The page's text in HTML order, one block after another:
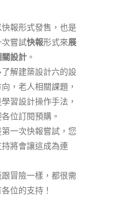
快報形式發售，也是
次嘗試快報形式來展
關設計 。
了解建築設計六的設
，老人相關課題，
習設計操作手法，
位訂閱預購。
一次快報嘗試，您
持將會讓這成為連
跟冒險一樣，都很需
位的支持！